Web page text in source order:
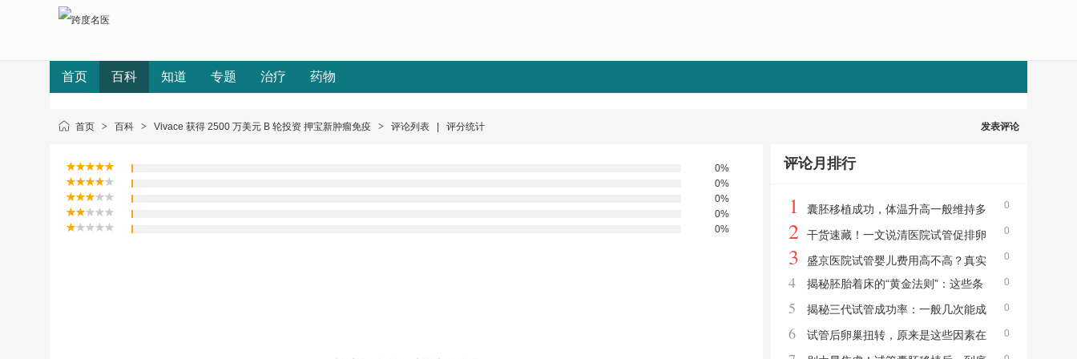
首页 百科 知道 专题 治疗 药物
发表评论
首页 > 百科 > Vivace 获得 2500 万美元 B 轮投资 押宝新肿瘤免疫 > 评论列表 评分统计
0%
0%
0%
0%
0%
评论月排行
0
1
囊胚移植成功，体温升高一般维持多
少天？一文讲清时间与应对
0
2
干货速藏！一文说清医院试管促排卵
的完整步骤与注意事项
0
3
盛京医院试管婴儿费用高不高？真实
账单告诉你，这笔钱花得值不值
0
4
揭秘胚胎着床的“黄金法则”：这些条
件让试管成功率翻倍！
0
5
揭秘三代试管成功率：一般几次能成
功？真实数据告诉你答案
0
6
试管后卵巢扭转，原来是这些因素在